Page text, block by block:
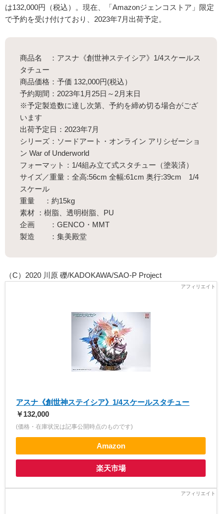
は132,000円（税込）。現在、「Amazonジェンコストア」限定
で予約を受け付けており、2023年7月出荷予定。
商品名 ：アスナ《創世神ステイシア》1/4スケールス
タチュー
商品価格：予価 132,000円(税込）
予約期間：2023年1⽉25日～2月末日
※予定製造数に達し次第、予約を締め切る場合がござ
います
出荷予定日：2023年7月
シリーズ：ソードアート・オンライン アリシゼーショ
ン War of Underworld
フォーマット：1/4組み⽴て式スタチュー（塗装済）
サイズ／重量：全⾼:56cm 全幅:61cm 奥⾏:39cm 1/4
スケール
重量 ：約15kg
素材 ：樹脂、透明樹脂、PU
企画 ：GENCO・MMT
製造 ：集美殿堂
（C）2020 川原 礫/KADOKAWA/SAO-P Project
アスナ《創世神ステイシア》1/4スケールスタチュー
￥132,000
(価格・在庫状況は記事公開時点のものです)
Amazon
楽天市場